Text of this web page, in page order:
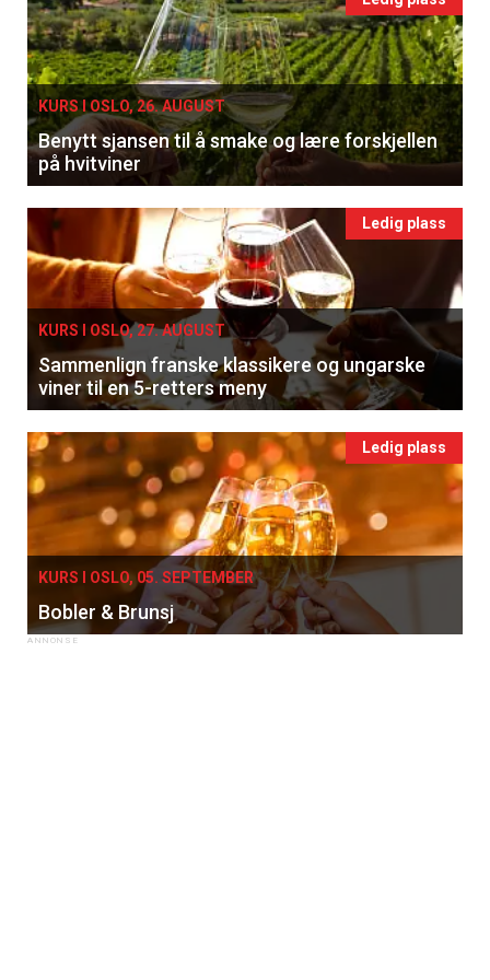
KURS I OSLO, 26. AUGUST
Benytt sjansen til å smake og lære forskjellen
på hvitviner
Ledig plass
KURS I OSLO, 27. AUGUST
Sammenlign franske klassikere og ungarske
viner til en 5-retters meny
Ledig plass
KURS I OSLO, 05. SEPTEMBER
Bobler & Brunsj